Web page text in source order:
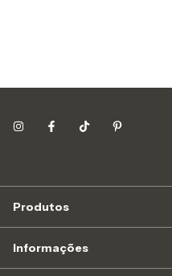
Produtos
Informações